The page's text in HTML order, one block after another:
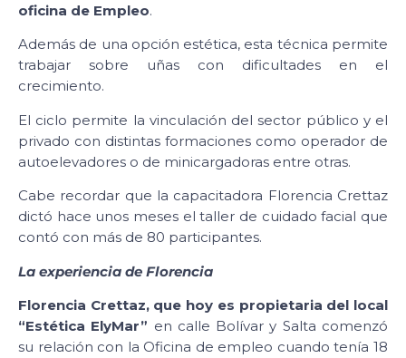
oficina de Empleo.
Además de una opción estética, esta técnica permite
trabajar sobre uñas con dificultades en el
crecimiento.
El ciclo permite la vinculación del sector público y el
privado con distintas formaciones como operador de
autoelevadores o de minicargadoras entre otras.
Cabe recordar que la capacitadora Florencia Crettaz
dictó hace unos meses el taller de cuidado facial que
contó con más de 80 participantes.
La experiencia de Florencia
Florencia Crettaz, que hoy es propietaria del local
“Estética ElyMar” en calle Bolívar y Salta comenzó
su relación con la Oficina de empleo cuando tenía 18